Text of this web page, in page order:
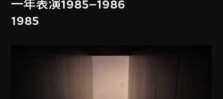
一年表演1985–1986
1985